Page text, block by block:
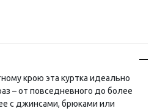
крою эта куртка идеально
– от повседневного до более
с джинсами, брюками или